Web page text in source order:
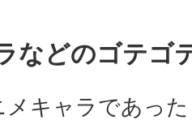
などのゴテゴ
キャラであっ